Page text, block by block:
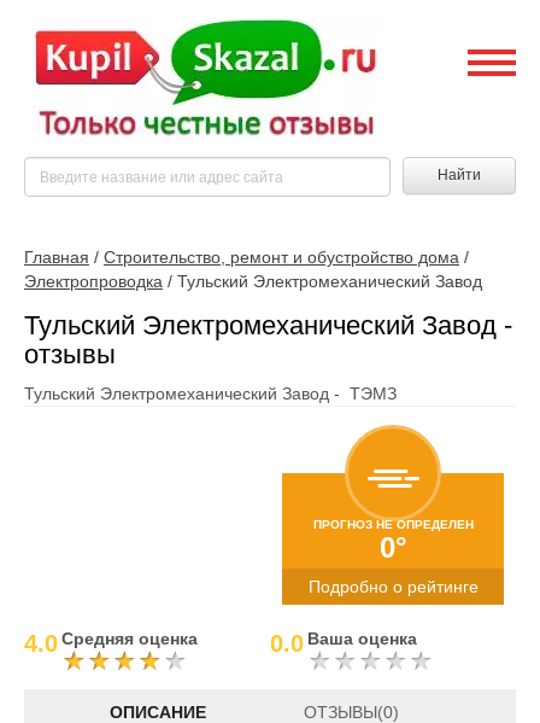
Найти
Главная / Строительство, ремонт и обустройство дома /
Электропроводка / Тульский Электромеханический Завод
Тульский Электромеханический Завод -
отзывы
Тульский Электромеханический Завод - ТЭМЗ
ПРОГНОЗ НЕ ОПРЕДЕЛЕН
0°
Подробно о рейтинге
4.0Средняя оценка 0.0 Ваша оценка
ОПИСАНИЕ ОТЗЫВЫ(0)